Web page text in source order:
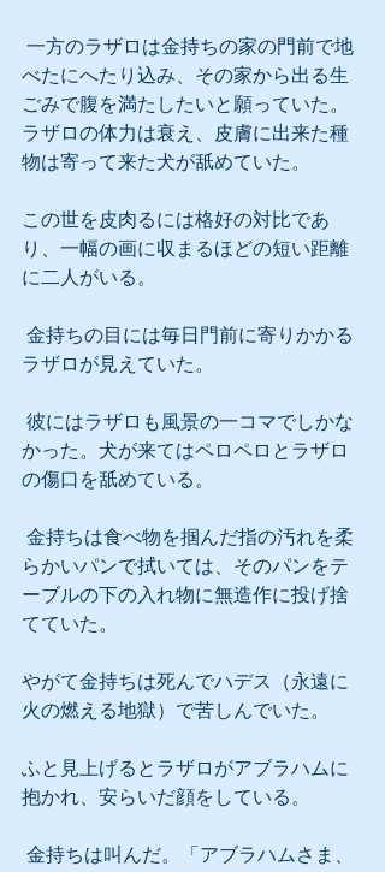
べたにへたり込み、その家から出る生
ごみで腹を満たしたいと願っていた。
ラザロの体力は衰え、皮膚に出来た種
物は寄って来た犬が舐めていた。
この世を皮肉るには格好の対比であ
り、一幅の画に収まるほどの短い距離
に二人がいる。
ラザロが見えていた。
かった。犬が来てはペロペロとラザロ
の傷口を舐めている。
らかいパンで拭いては、そのパンをテ
ーブルの下の入れ物に無造作に投げ捨
てていた。
やがて金持ちは死んでハデス（永遠に
火の燃える地獄）で苦しんでいた。
ふと見上げるとラザロがアブラハムに
抱かれ、安らいだ顔をしている。